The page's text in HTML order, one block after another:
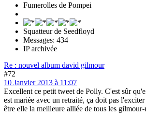
Fumerolles de Pompei
Squatteur de Seedfloyd
Messages: 434
IP archivée
Re : nouvel album david gilmour
#72
10 Janvier 2013 à 11:07
Excellent ce petit tweet de Polly. C'est sûr
est mariée avec un retraité, ça doit pas
être elle la meilleure alliée de tous les gilmour-